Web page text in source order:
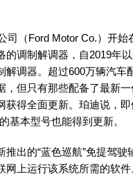
司（Ford Motor Co.）开始
的调制解调器，自2019年
解调器。超过600万辆汽车
，但只有那些配备了最新
获得全面更新。珀迪说，
基本型号也能得到更新。
推出的“蓝色巡航”免提驾驶
网上运行该系统所需的软件